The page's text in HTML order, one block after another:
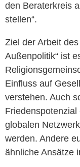
den Beraterkreis
stellen“.
Ziel der Arbeit
Außenpolitik“ ist
Einfluss auf
verstehen. Auch
globalen
werden. Andere
ähnliche Ansätze